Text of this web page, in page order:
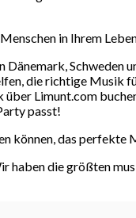
in Ihrem
Schweden
die richtige
Limunt.com
passt!
können, das
die größten